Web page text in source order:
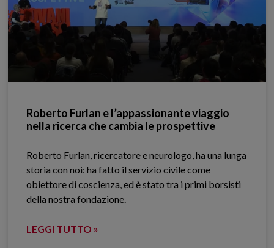
Roberto Furlan e l’appassionante viaggio
nella ricerca che cambia le prospettive
Roberto Furlan, ricercatore e neurologo, ha una lunga
storia con noi: ha fatto il servizio civile come
obiettore di coscienza, ed è stato tra i primi borsisti
della nostra fondazione.
LEGGI TUTTO »